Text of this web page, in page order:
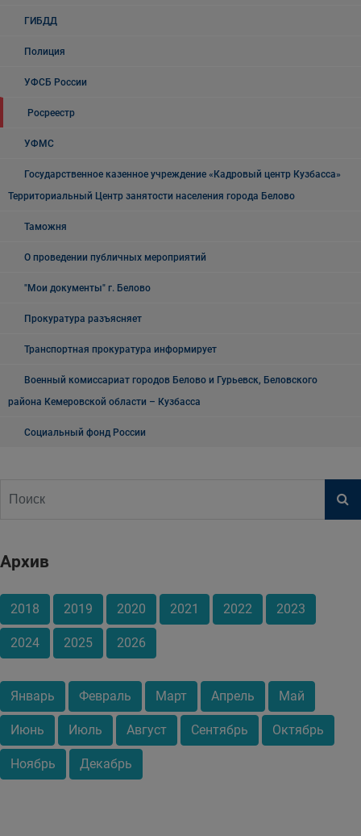
ГИБДД
Полиция
УФСБ России
Росреестр
УФМС
Государственное казенное учреждение «Кадровый центр Кузбасса»
Территориальный Центр занятости населения города Белово
Таможня
О проведении публичных мероприятий
"Мои документы" г. Белово
Прокуратура разъясняет
Транспортная прокуратура информирует
Военный комиссариат городов Белово и Гурьевск, Беловского
района Кемеровской области – Кузбасса
Социальный фонд России
Архив
2018 2019 2020 2021 2022 2023
2024 2025 2026
Январь Февраль Март Апрель Май
Июнь Июль Август Сентябрь Октябрь
Ноябрь Декабрь